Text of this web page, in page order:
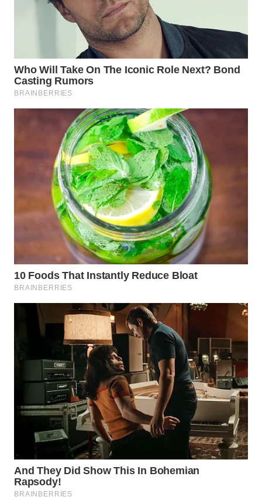
WN
TAPANULI
SELATAN
KARO
SIMALUNGUN
LABUHANBATU
WN
TAPANULI
TENGAH
WN DELI
SERDANG
WN
TEBING
WN
PAKPAK